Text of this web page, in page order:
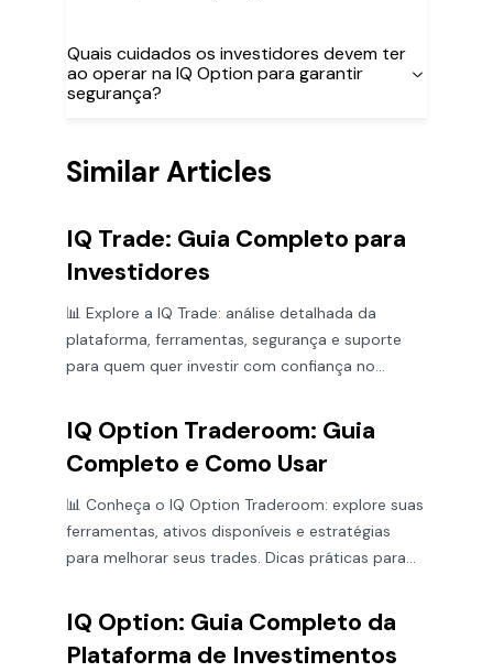
Quais cuidados os investidores devem ter
ao operar na IQ Option para garantir
segurança?
Similar Articles
IQ Trade: Guia Completo para
Investidores
📊 Explore a IQ Trade: análise detalhada da
plataforma, ferramentas, segurança e suporte
para quem quer investir com confiança no
IQ Option Traderoom: Guia
Completo e Como Usar
📊 Conheça o IQ Option Traderoom: explore suas
ferramentas, ativos disponíveis e estratégias
para melhorar seus trades. Dicas práticas para
IQ Option: Guia Completo da
Plataforma de Investimentos